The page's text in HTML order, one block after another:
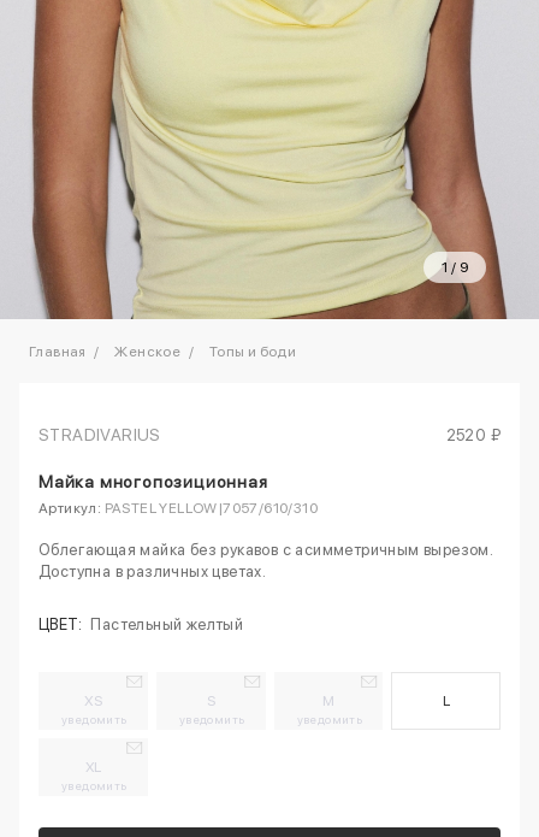
1 / 9
Главная Женское Топы и боди
STRADIVARIUS 2520 ₽
Майка многопозиционная
Артикул: PASTEL YELLOW|7057/610/310
Облегающая майка без рукавов с асимметричным вырезом.
Доступна в различных цветах.
ЦВЕТ: Пастельный желтый
XS
уведомить
S
уведомить
M
уведомить
L
XL
уведомить